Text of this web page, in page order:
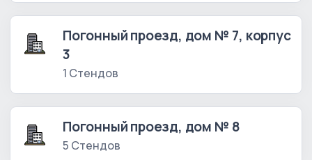
Погонный проезд, дом № 7, корпус
3
1 Стендов
Погонный проезд, дом № 8
5 Стендов